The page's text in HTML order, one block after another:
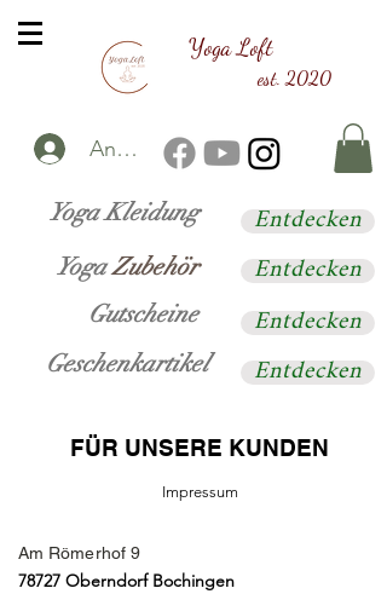
est. 2020
Yoga Loft
Anmelden
Yoga Kleidung
YogaZubehör
Gutscheine
Geschenkartikel
Entdecken
Entdecken
Entdecken
Entdecken
FÜR UNSERE KUNDEN
Impressum
Am Römerhof 9
78727 Oberndorf Bochingen